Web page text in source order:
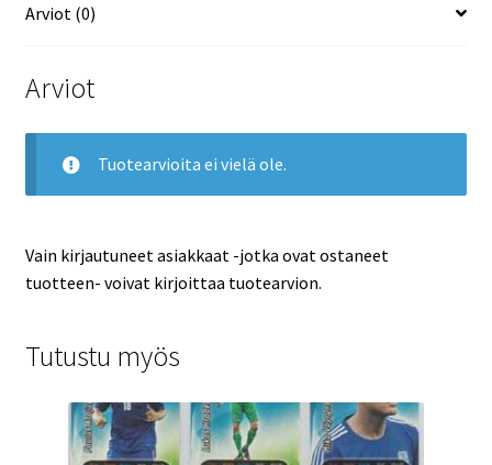
Arviot (0)
Arviot
Tuotearvioita ei vielä ole.
Vain kirjautuneet asiakkaat -jotka ovat ostaneet
tuotteen- voivat kirjoittaa tuotearvion.
Tutustu myös